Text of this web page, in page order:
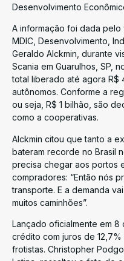
Desenvolvimento
A informação foi dada
MDIC, Desenvolvimento,
Geraldo Alckmin, durante
Scania em Guarulhos, SP,
total liberado até agora R$
autônomos. Conforme a
ou seja, R$ 1 bilhão, são
como a cooperativas.
Alckmin citou que tanto a
bateram recorde no Brasil
precisa chegar aos portos
compradores: “Então nós
transporte. E a demanda
muitos caminhões”.
Lançado oficialmente em
crédito com juros de
frotistas. Christopher